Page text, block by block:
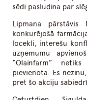
sēdi pasludina par
Lipmana
konkurējošā
locekli, interešu
uzņēmumu
“Olainfarm”
pievienota. Es
pret šo akciju